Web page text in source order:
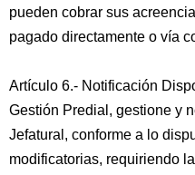
pueden cobrar sus
pagado directamente o vía
Artículo 6.- Notificación
Gestión Predial, gestione y
Jefatural, conforme a lo
modificatorias, requiriendo